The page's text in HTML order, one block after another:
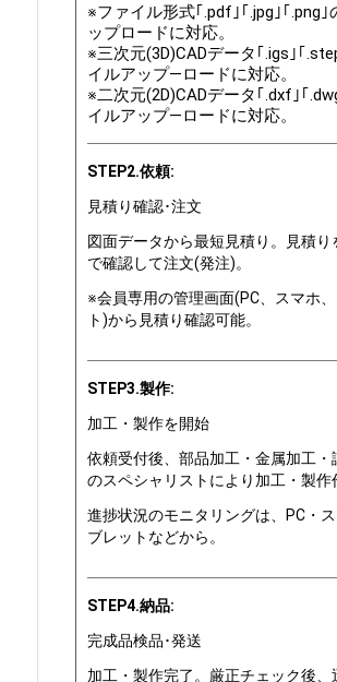
※ファイル形式｢.pdf｣｢.jpg｣｢.png｣
ップロードに対応。
※三次元(3D)CADデータ｢.igs｣｢
イルアップ―ロードに対応。
※二次元(2D)CADデータ｢.dxf｣｢
イルアップ―ロードに対応。
STEP2.依頼:
見積り確認･注文
図面データから最短見積り。見積り
で確認して注文(発注)。
※会員専用の管理画面(PC、スマホ
ト)から見積り確認可能。
STEP3.製作:
加工・製作を開始
依頼受付後、部品加工・金属加工・
のスペシャリストにより加工・製作
進捗状況のモニタリングは、PC・
ブレットなどから。
STEP4.納品:
完成品検品･発送
加工・製作完了。厳正チェック後、